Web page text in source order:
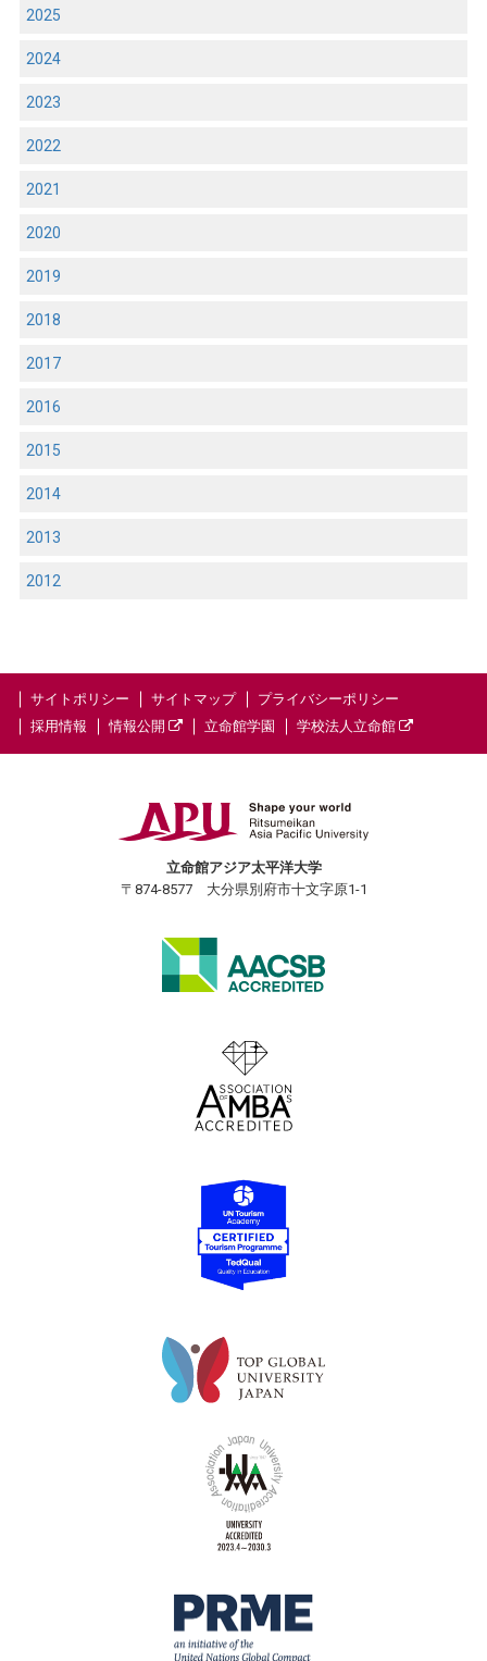
2025
2024
2023
2022
2021
2020
2019
2018
2017
2016
2015
2014
2013
2012
サイトポリシー サイトマップ
プライバシーポリシー
採用情報
情報公開 立命館学園 学校法人立命館
立命館アジア太平洋大学
〒874-8577 大分県別府市十文字原1-1